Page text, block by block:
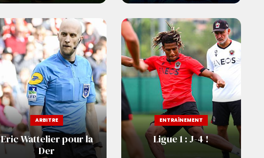
ARBITRE
Eric Wattelier pour la
Der
ENTRAÎNEMENT
Ligue 1 : J-4 !